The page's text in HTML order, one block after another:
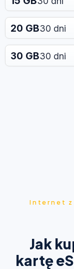
20 GB30 dni
30 GB30 dni
Internet z
Jak
kartę